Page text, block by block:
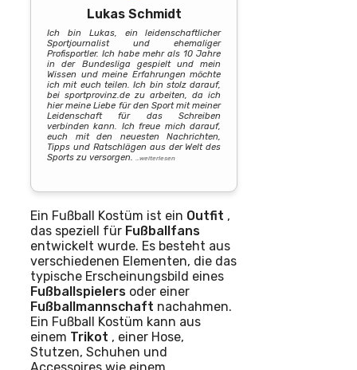
Lukas Schmidt
Ich bin Lukas, ein leidenschaftlicher
Sportjournalist und ehemaliger
Profisportler. Ich habe mehr als 10 Jahre
in der Bundesliga gespielt und mein
Wissen und meine Erfahrungen möchte
ich mit euch teilen. Ich bin stolz darauf,
bei sportprovinz.de zu arbeiten, da ich
hier meine Liebe für den Sport mit meiner
Leidenschaft für das Schreiben
verbinden kann. Ich freue mich darauf,
euch mit den neuesten Nachrichten,
Tipps und Ratschlägen aus der Welt des
Sports zu versorgen. …weiterlesen
Ein Fußball Kostüm ist ein Outfit ,
das speziell für Fußballfans
entwickelt wurde. Es besteht aus
verschiedenen Elementen, die das
typische Erscheinungsbild eines
Fußballspielers oder einer
Fußballmannschaft nachahmen.
Ein Fußball Kostüm kann aus
einem Trikot , einer Hose,
Stutzen, Schuhen und